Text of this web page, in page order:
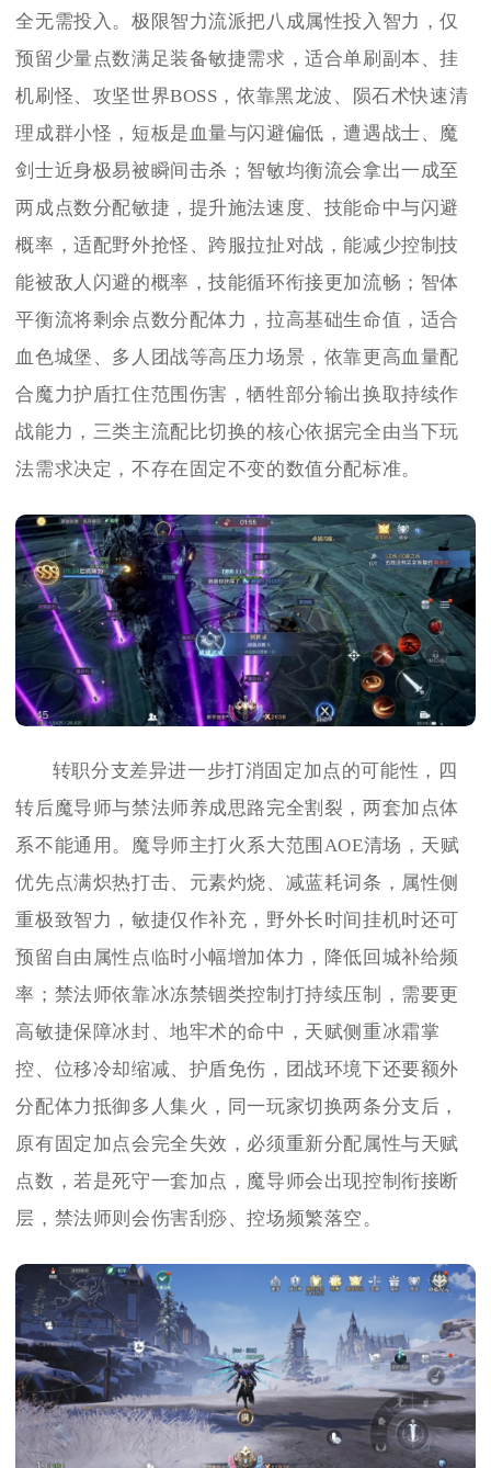
全无需投入。极限智力流派把八成属性投入智力，仅
预留少量点数满足装备敏捷需求，适合单刷副本、挂
机刷怪、攻坚世界BOSS，依靠黑龙波、陨石术快速清
理成群小怪，短板是血量与闪避偏低，遭遇战士、魔
剑士近身极易被瞬间击杀；智敏均衡流会拿出一成至
两成点数分配敏捷，提升施法速度、技能命中与闪避
概率，适配野外抢怪、跨服拉扯对战，能减少控制技
能被敌人闪避的概率，技能循环衔接更加流畅；智体
平衡流将剩余点数分配体力，拉高基础生命值，适合
血色城堡、多人团战等高压力场景，依靠更高血量配
合魔力护盾扛住范围伤害，牺牲部分输出换取持续作
战能力，三类主流配比切换的核心依据完全由当下玩
法需求决定，不存在固定不变的数值分配标准。
转职分支差异进一步打消固定加点的可能性，四
转后魔导师与禁法师养成思路完全割裂，两套加点体
系不能通用。魔导师主打火系大范围AOE清场，天赋
优先点满炽热打击、元素灼烧、减蓝耗词条，属性侧
重极致智力，敏捷仅作补充，野外长时间挂机时还可
预留自由属性点临时小幅增加体力，降低回城补给频
率；禁法师依靠冰冻禁锢类控制打持续压制，需要更
高敏捷保障冰封、地牢术的命中，天赋侧重冰霜掌
控、位移冷却缩减、护盾免伤，团战环境下还要额外
分配体力抵御多人集火，同一玩家切换两条分支后，
原有固定加点会完全失效，必须重新分配属性与天赋
点数，若是死守一套加点，魔导师会出现控制衔接断
层，禁法师则会伤害刮痧、控场频繁落空。